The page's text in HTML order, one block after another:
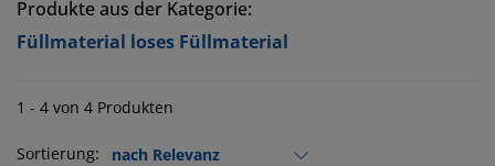
Produkte aus der Kategorie:
Füllmaterial loses Füllmaterial
1 - 4 von 4 Produkten
Sortierung: